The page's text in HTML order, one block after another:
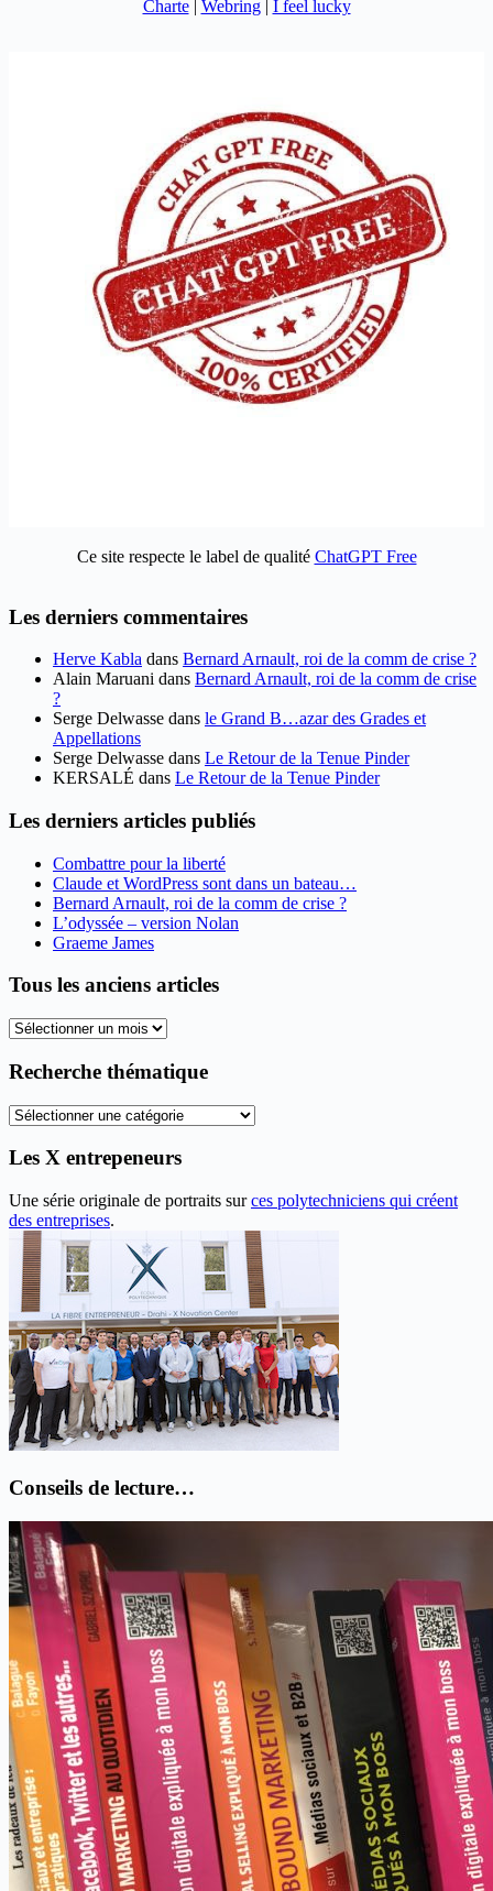
Charte| Webring| I feel lucky
Ce site respecte le label de qualité ChatGPT Free
Les derniers commentaires
Herve Kabla dans Bernard Arnault, roi de la comm de crise ?
Alain Maruani dans Bernard Arnault, roi de la comm de crise
?
Serge Delwasse dans le Grand B…azar des Grades et
Appellations
Serge Delwasse dans Le Retour de la Tenue Pinder
KERSALÉ dans Le Retour de la Tenue Pinder
Les derniers articles publiés
Combattre pour la liberté
Claude et WordPress sont dans un bateau…
Bernard Arnault, roi de la comm de crise ?
L’odyssée – version Nolan
Graeme James
Tous les anciens articles
Tous
anciens
Recherche thématique
Recherche
Les X entrepeneurs
Une série originale de portraits surces polytechniciens qui créent
des entreprises.
Conseils de lecture…